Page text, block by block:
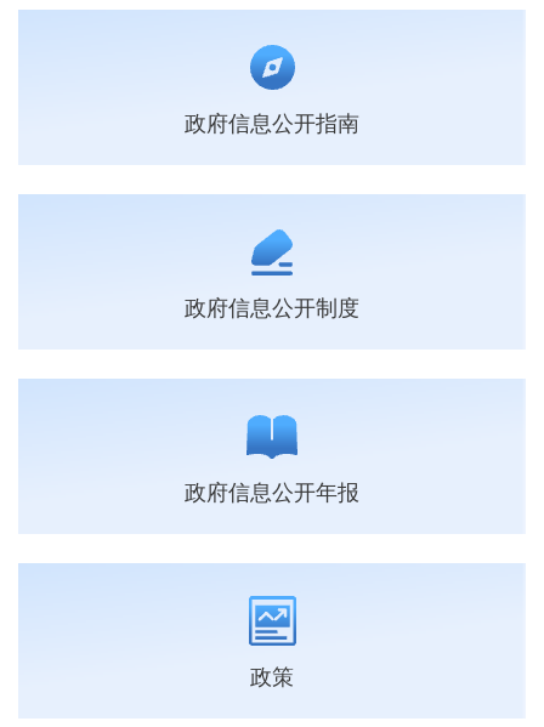
政府信息公开指南
政府信息公开制度
政府信息公开年报
政策